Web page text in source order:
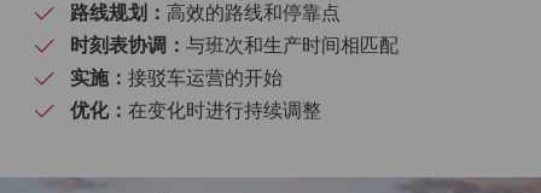
路线规划：高效的路线和停靠点
时刻表协调：与班次和生产时间相匹配
实施：接驳车运营的开始
优化：在变化时进行持续调整